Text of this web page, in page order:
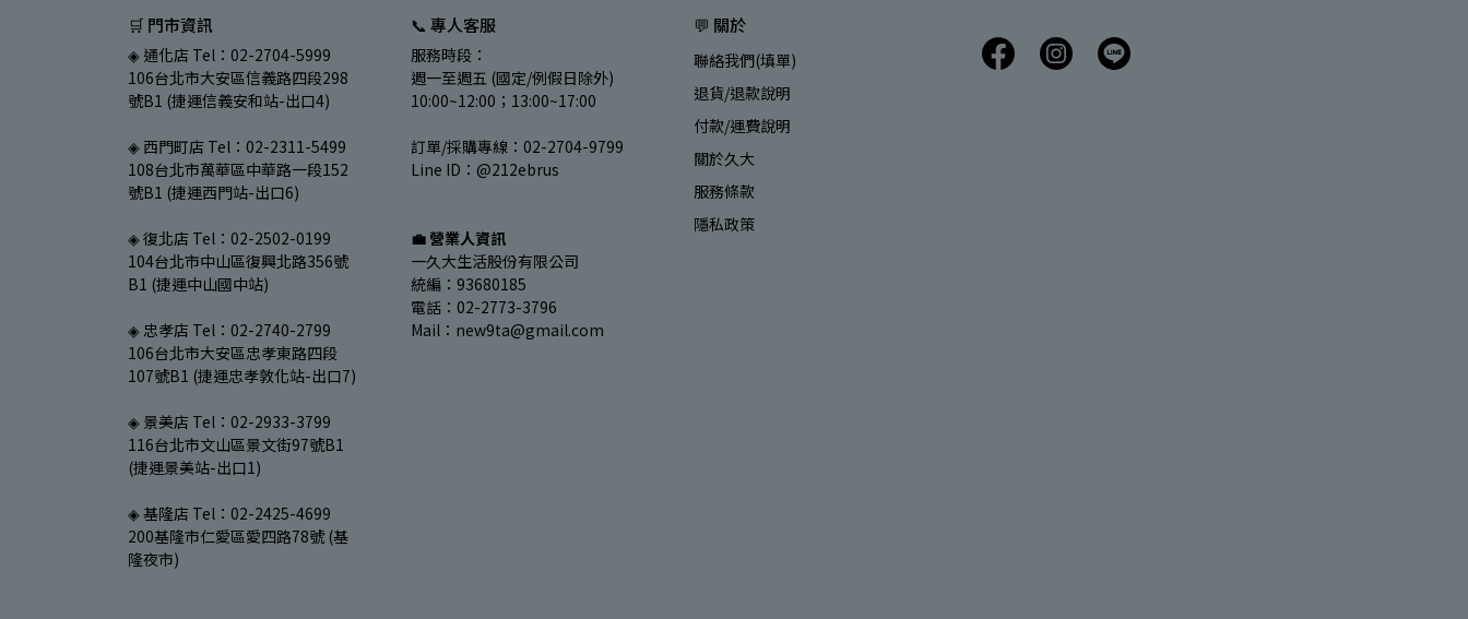
🛒 門市資訊
◈ 通化店 Tel：02-2704-5999
106台北市大安區信義路四段298
號B1 (捷運信義安和站-出口4)
◈ 西門町店 Tel：02-2311-5499
108台北市萬華區中華路一段152
號B1 (捷運西門站-出口6)
◈ 復北店 Tel：02-2502-0199
104台北市中山區復興北路356號
B1 (捷運中山國中站)
◈ 忠孝店 Tel：02-2740-2799
106台北市大安區忠孝東路四段
107號B1 (捷運忠孝敦化站-出口7)
◈ 景美店 Tel：02-2933-3799
116台北市文山區景文街97號B1
(捷運景美站-出口1)
◈ 基隆店 Tel：02-2425-4699
200基隆市仁愛區愛四路78號 (基
隆夜市)
📞 專人客服
服務時段：
週一至週五 (國定/例假日除外)
10:00~12:00；13:00~17:00
訂單/採購專線：02-2704-9799
Line ID：@212ebrus
💼 營業人資訊
一久大生活股份有限公司
統編：93680185
電話：02-2773-3796
Mail：new9ta@gmail.com
💬 關於
聯絡我們(填單)
退貨/退款說明
付款/運費說明
關於久大
服務條款
隱私政策